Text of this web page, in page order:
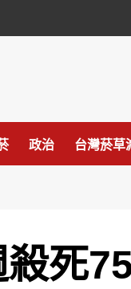
政治 台灣菸草
死